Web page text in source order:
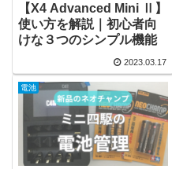
【X4 Advanced Mini Ⅱ】
使い方を解説｜初心者向
けな３つのシンプル機能
2023.03.17
電池